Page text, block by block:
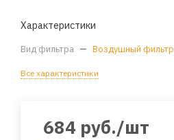
Характеристики
Вид фильтра — Воздушный фильтр
Все характеристики
684 руб./шт